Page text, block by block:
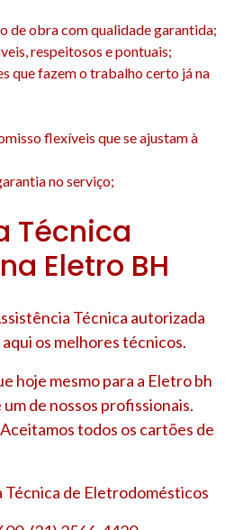
de obra com qualidade garantida;
respeitosos e pontuais;
que fazem o trabalho certo já na
flexíveis que se ajustam à
no serviço;
Técnica
Eletro BH
Técnica autorizada
os melhores técnicos.
hoje mesmo para a Eletro bh
de nossos profissionais.
todos os cartões de
Técnica de Eletrodomésticos